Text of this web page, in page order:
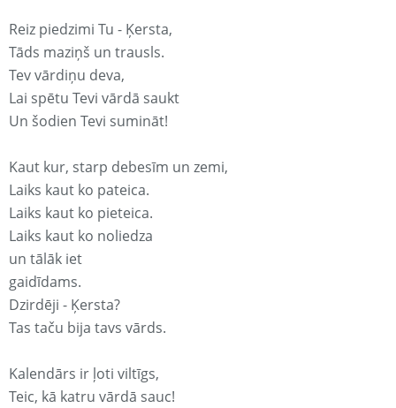
Reiz piedzimi Tu - Ķersta,
Tāds maziņš un trausls.
Tev vārdiņu deva,
Lai spētu Tevi vārdā saukt
Un šodien Tevi sumināt!
Kaut kur, starp debesīm un zemi,
Laiks kaut ko pateica.
Laiks kaut ko pieteica.
Laiks kaut ko noliedza
un tālāk iet
gaidīdams.
Dzirdēji - Ķersta?
Tas taču bija tavs vārds.
Kalendārs ir ļoti viltīgs,
Teic, kā katru vārdā sauc!